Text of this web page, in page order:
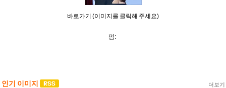
바로가기 (이미지를 클릭해 주세요)
펌:
인기 이미지 더보기